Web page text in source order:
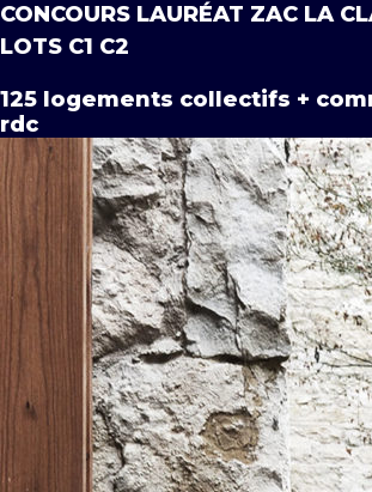
CONCOURS LAURÉAT ZAC LA
LOTS C1 C2
125 logements collectifs +
rdc